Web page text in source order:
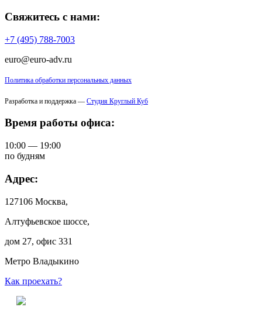
Свяжитесь с нами:
+7 (495) 788-7003
euro@euro-adv.ru
Политика обработки персональных данных
Разработка и поддержка — Студия Круглый Куб
Время работы офиса:
10:00 — 19:00
по будням
Адрес:
127106 Москва,
Алтуфьевское шоссе,
дом 27, офис 331
Метро Владыкино
Как проехать?